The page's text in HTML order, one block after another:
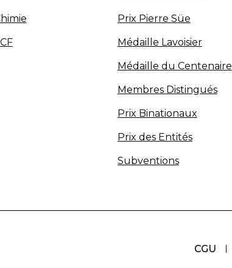
Prix Pierre Süe
Médaille Lavoisier
Médaille du Centenaire
Membres Distingués
Prix Binationaux
Prix des Entités
Subventions
CGU